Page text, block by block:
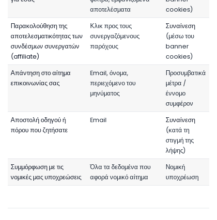
αποτελέσματα
cookies)
Παρακολούθηση της
αποτελεσματικότητας των
συνδέσμων συνεργατών
(affiliate)
Κλικ προς τους
συνεργαζόμενους
παρόχους
Συναίνεση
(μέσω του
banner
cookies)
Απάντηση στο αίτημα
επικοινωνίας σας
Email, όνομα,
περιεχόμενο του
μηνύματος
Προσυμβατικά
μέτρα /
έννομο
συμφέρον
Αποστολή οδηγού ή
πόρου που ζητήσατε
Email
Συναίνεση
(κατά τη
στιγμή της
λήψης)
Συμμόρφωση με τις
νομικές μας υποχρεώσεις
Όλα τα δεδομένα που
αφορά νομικό αίτημα
Νομική
υποχρέωση